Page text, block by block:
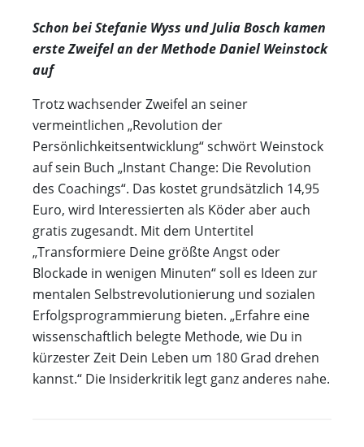
Schon bei Stefanie Wyss und Julia Bosch kamen
erste Zweifel an der Methode Daniel Weinstock
auf
Trotz wachsender Zweifel an seiner
vermeintlichen „Revolution der
Persönlichkeitsentwicklung“ schwört Weinstock
auf sein Buch „Instant Change: Die Revolution
des Coachings“. Das kostet grundsätzlich 14,95
Euro, wird Interessierten als Köder aber auch
gratis zugesandt. Mit dem Untertitel
„Transformiere Deine größte Angst oder
Blockade in wenigen Minuten“ soll es Ideen zur
mentalen Selbstrevolutionierung und sozialen
Erfolgsprogrammierung bieten. „Erfahre eine
wissenschaftlich belegte Methode, wie Du in
kürzester Zeit Dein Leben um 180 Grad drehen
kannst.“ Die Insiderkritik legt ganz anderes nahe.